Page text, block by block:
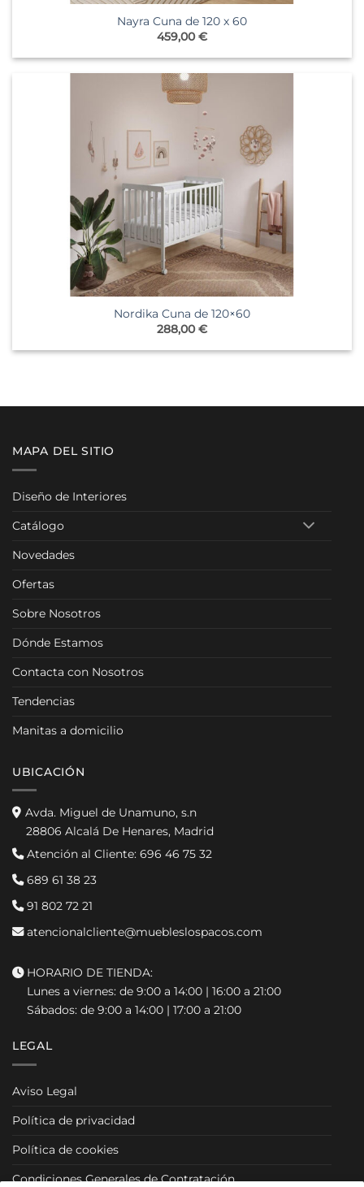
Nayra Cuna de 120 x 60
459,00€
Nordika Cuna de 120×60
288,00€
MAPA DEL SITIO
Diseño de Interiores
Catálogo
Novedades
Ofertas
Sobre Nosotros
Dónde Estamos
Contacta con Nosotros
Tendencias
Manitas a domicilio
UBICACIÓN
Avda. Miguel de Unamuno, s.n
28806 Alcalá De Henares, Madrid
Atención al Cliente: 696 46 75 32
689 61 38 23
91 802 72 21
atencionalcliente@muebleslospacos.com
HORARIO DE TIENDA:
Lunes a viernes: de 9:00 a 14:00 | 16:00 a 21:00
Sábados: de 9:00 a 14:00 | 17:00 a 21:00
LEGAL
Aviso Legal
Política de privacidad
Política de cookies
Condiciones Generales de Contratación